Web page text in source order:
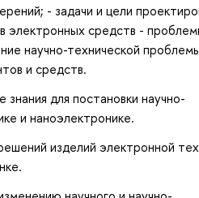
- задачи и цели
электронных средств -
научно-технической
и средств.
для постановки научно-
и наноэлектронике.
изделий электронной